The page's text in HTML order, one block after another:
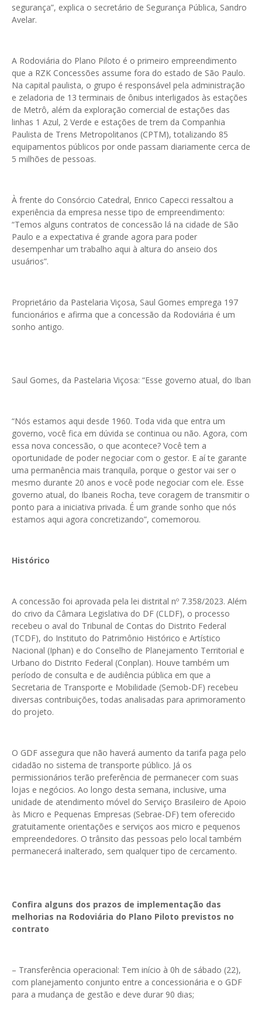
segurança”, explica o secretário de Segurança Pública, Sandro
Avelar.
A Rodoviária do Plano Piloto é o primeiro empreendimento
que a RZK Concessões assume fora do estado de São Paulo.
Na capital paulista, o grupo é responsável pela administração
e zeladoria de 13 terminais de ônibus interligados às estações
de Metrô, além da exploração comercial de estações das
linhas 1 Azul, 2 Verde e estações de trem da Companhia
Paulista de Trens Metropolitanos (CPTM), totalizando 85
equipamentos públicos por onde passam diariamente cerca de
5 milhões de pessoas.
À frente do Consórcio Catedral, Enrico Capecci ressaltou a
experiência da empresa nesse tipo de empreendimento:
“Temos alguns contratos de concessão lá na cidade de São
Paulo e a expectativa é grande agora para poder
desempenhar um trabalho aqui à altura do anseio dos
usuários”.
Proprietário da Pastelaria Viçosa, Saul Gomes emprega 197
funcionários e afirma que a concessão da Rodoviária é um
sonho antigo.
Saul Gomes, da Pastelaria Viçosa: “Esse governo atual, do
“Nós estamos aqui desde 1960. Toda vida que entra um
governo, você fica em dúvida se continua ou não. Agora, com
essa nova concessão, o que acontece? Você tem a
oportunidade de poder negociar com o gestor. E aí te garante
uma permanência mais tranquila, porque o gestor vai ser o
mesmo durante 20 anos e você pode negociar com ele. Esse
governo atual, do Ibaneis Rocha, teve coragem de transmitir o
ponto para a iniciativa privada. É um grande sonho que nós
estamos aqui agora concretizando”, comemorou.
Histórico
A concessão foi aprovada pela lei distrital nº 7.358/2023. Além
do crivo da Câmara Legislativa do DF (CLDF), o processo
recebeu o aval do Tribunal de Contas do Distrito Federal
(TCDF), do Instituto do Patrimônio Histórico e Artístico
Nacional (Iphan) e do Conselho de Planejamento Territorial e
Urbano do Distrito Federal (Conplan). Houve também um
período de consulta e de audiência pública em que a
Secretaria de Transporte e Mobilidade (Semob-DF) recebeu
diversas contribuições, todas analisadas para aprimoramento
do projeto.
O GDF assegura que não haverá aumento da tarifa paga pelo
cidadão no sistema de transporte público. Já os
permissionários terão preferência de permanecer com suas
lojas e negócios. Ao longo desta semana, inclusive, uma
unidade de atendimento móvel do Serviço Brasileiro de Apoio
às Micro e Pequenas Empresas (Sebrae-DF) tem oferecido
gratuitamente orientações e serviços aos micro e pequenos
empreendedores. O trânsito das pessoas pelo local também
permanecerá inalterado, sem qualquer tipo de cercamento.
Confira alguns dos prazos de implementação das
melhorias na Rodoviária do Plano Piloto previstos no
contrato
– Transferência operacional: Tem início à 0h de sábado (22),
com planejamento conjunto entre a concessionária e o GDF
para a mudança de gestão e deve durar 90 dias;